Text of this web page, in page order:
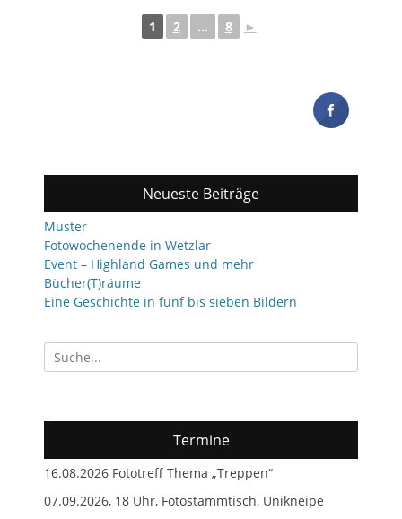
1 2 ... 8 ►
Neueste Beiträge
Muster
Fotowochenende in Wetzlar
Event – Highland Games und mehr
Bücher(T)räume
Eine Geschichte in fünf bis sieben Bildern
Suchen
nach:
Termine
16.08.2026 Fototreff Thema „Treppen“
07.09.2026, 18 Uhr, Fotostammtisch, Unikneipe